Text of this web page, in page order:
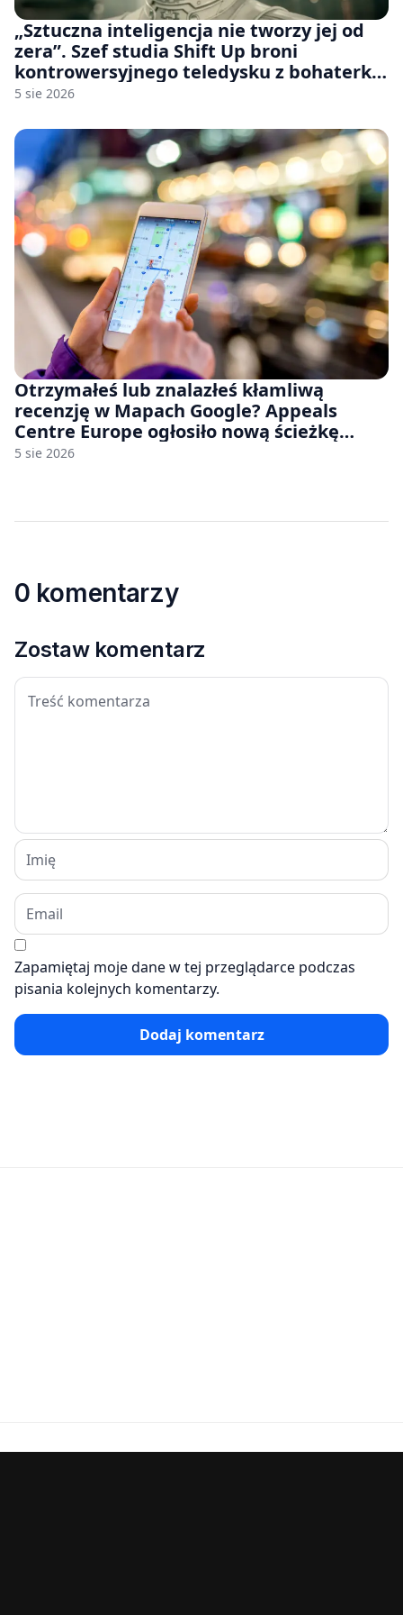
„Sztuczna inteligencja nie tworzy jej od
zera”. Szef studia Shift Up broni
kontrowersyjnego teledysku z bohaterką
Stellar Blade: Blood Rain
5 sie 2026
Otrzymałeś lub znalazłeś kłamliwą
recenzję w Mapach Google? Appeals
Centre Europe ogłosiło nową ścieżkę
odwoławczą dla firm i konsumentów
5 sie 2026
0 komentarzy
Zostaw komentarz
Zapamiętaj moje dane w tej przeglądarce podczas
pisania kolejnych komentarzy.
Dodaj komentarz